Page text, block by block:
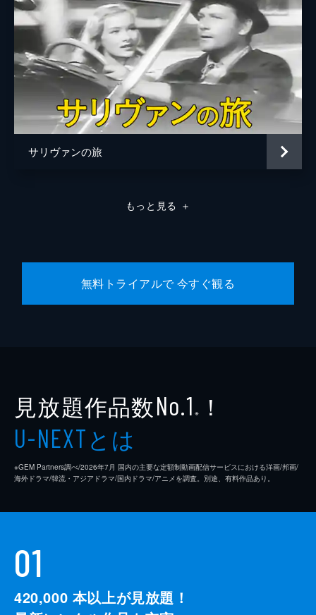
サリヴァンの旅
もっと見る ＋
無料トライアルで 今すぐ観る
見放題作品数No.1 ※ ！
U-NEXTとは
※GEM Partners調べ/2026年7⽉ 国内の主要な定額制動画配信サービスにおける洋画/邦画/
海外ドラマ/韓流・アジアドラマ/国内ドラマ/アニメを調査。別途、有料作品あり。
01
420,000 本以上が見放題！